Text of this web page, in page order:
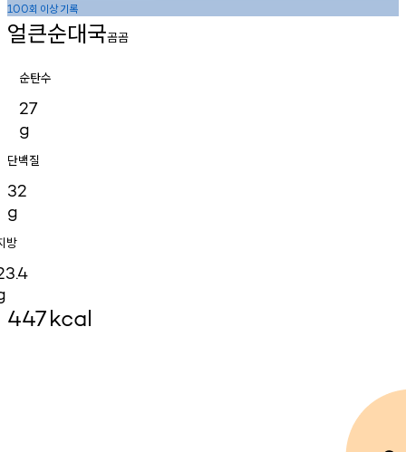
100회 이상기록
얼큰순대국곰곰
순탄수
27
g
단백질
32
g
방
447kcal